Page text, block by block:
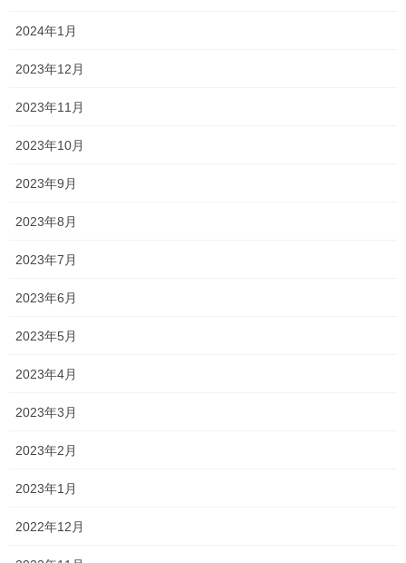
白髪は抜いても良いの？？
白髪が目立ちにくいカラー
白髪が目立ちにくい乾かし方
うーん
私的にはNOですね！！抜かないで欲
しい。
もちろん染める方も多いですが
4〜5本くらいしか無いから抜いた方
2024年1月
2023年12月
2023年11月
2023年10月
2023年9月
2023年8月
2023年7月
2023年6月
2023年5月
2023年4月
2023年3月
2023年2月
2023年1月
2022年12月